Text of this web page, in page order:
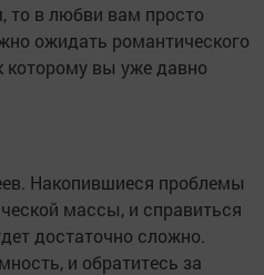
то в любви вам просто
ожидать романтического
которому вы уже давно
Накопившиеся проблемы
массы, и справиться
достаточно сложно.
и обратитесь за